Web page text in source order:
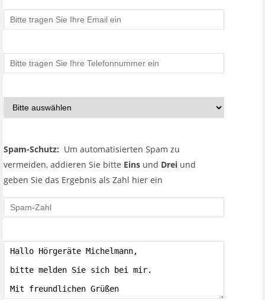
Spam-Schutz: Um automatisierten Spam zu
vermeiden, addieren Sie bitte Eins und Drei und
geben Sie das Ergebnis als Zahl hier ein